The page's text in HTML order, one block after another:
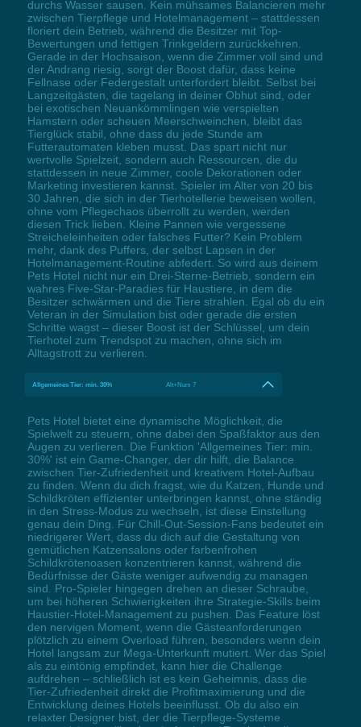
durchs Wasser sausen. Kein mühsames Balancieren mehr
zwischen Tierpflege und Hotelmanagement – stattdessen
floriert dein Betrieb, während die Besitzer mit Top-
Bewertungen und fettigen Trinkgeldern zurückkehren.
Gerade in der Hochsaison, wenn die Zimmer voll sind und
der Andrang riesig, sorgt der Boost dafür, dass keine
Fellnase oder Federgestalt unterfordert bleibt. Selbst bei
Langzeitgästen, die tagelang in deiner Obhut sind, oder
bei exotischen Neuankömmlingen wie verspielten
Hamstern oder scheuen Meerschweinchen, bleibt das
Tierglück stabil, ohne dass du jede Stunde am
Futterautomaten kleben musst. Das spart nicht nur
wertvolle Spielzeit, sondern auch Ressourcen, die du
stattdessen in neue Zimmer, coole Dekorationen oder
Marketing investieren kannst. Spieler im Alter von 20 bis
30 Jahren, die sich in der Tierhotellerie beweisen wollen,
ohne vom Pflegechaos überrollt zu werden, werden
diesen Trick lieben. Kleine Pannen wie vergessene
Streicheleinheiten oder falsches Futter? Kein Problem
mehr, dank des Puffers, der selbst Lapsen in der
Hotelmanagement-Routine abfedert. So wird aus deinem
Pets Hotel nicht nur ein Drei-Sterne-Betrieb, sondern ein
wahres Five-Star-Paradies für Haustiere, in dem die
Besitzer schwärmen und die Tiere strahlen. Egal ob du ein
Veteran in der Simulation bist oder gerade die ersten
Schritte wagst – dieser Boost ist der Schlüssel, um dein
Tierhotel zum Trendspot zu machen, ohne sich im
Alltagstrott zu verlieren.
Allgemeines Tier: min. 30% Alt+Num 7
Pets Hotel bietet eine dynamische Möglichkeit, die
Spielwelt zu steuern, ohne dabei den Spaßfaktor aus den
Augen zu verlieren. Die Funktion 'Allgemeines Tier: min.
30%' ist ein Game-Changer, der dir hilft, die Balance
zwischen Tier-Zufriedenheit und kreativem Hotel-Aufbau
zu finden. Wenn du dich fragst, wie du Katzen, Hunde und
Schildkröten effizienter unterbringen kannst, ohne ständig
in den Stress-Modus zu wechseln, ist diese Einstellung
genau dein Ding. Für Chill-Out-Session-Fans bedeutet ein
niedrigerer Wert, dass du dich auf die Gestaltung von
gemütlichen Katzensalons oder farbenfrohen
Schildkrötenoasen konzentrieren kannst, während die
Bedürfnisse der Gäste weniger aufwendig zu managen
sind. Pro-Spieler hingegen drehen an dieser Schraube,
um bei höheren Schwierigkeiten ihre Strategie-Skills beim
Haustier-Hotel-Management zu pushen. Das Feature löst
den nervigen Moment, wenn die Gästeanforderungen
plötzlich zu einem Overload führen, besonders wenn dein
Hotel langsam zur Mega-Unterkunft mutiert. Wer das Spiel
als zu eintönig empfindet, kann hier die Challenge
aufdrehen – schließlich ist es kein Geheimnis, dass die
Tier-Zufriedenheit direkt die Profitmaximierung und die
Entwicklung deines Hotels beeinflusst. Ob du also ein
relaxter Designer bist, der die Tierpflege-Systeme